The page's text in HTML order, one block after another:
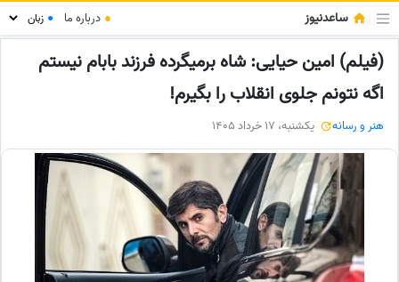
ساعدنیوز ● درباره ما ●
(فیلم) امین حیایی: شاه برمیگرده فرزند بابام نیستم
اگه نتونم جلوی انقلاب را بگیرم!
هنر و رسانه یکشنبه، 17 خرداد 1405